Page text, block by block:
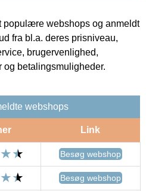
populære webshops og anmeldt
fra bl.a. deres prisniveau,
brugervenlighed,
og betalingsmuligheder.
webshops
Link
Besøg webshop
Besøg webshop